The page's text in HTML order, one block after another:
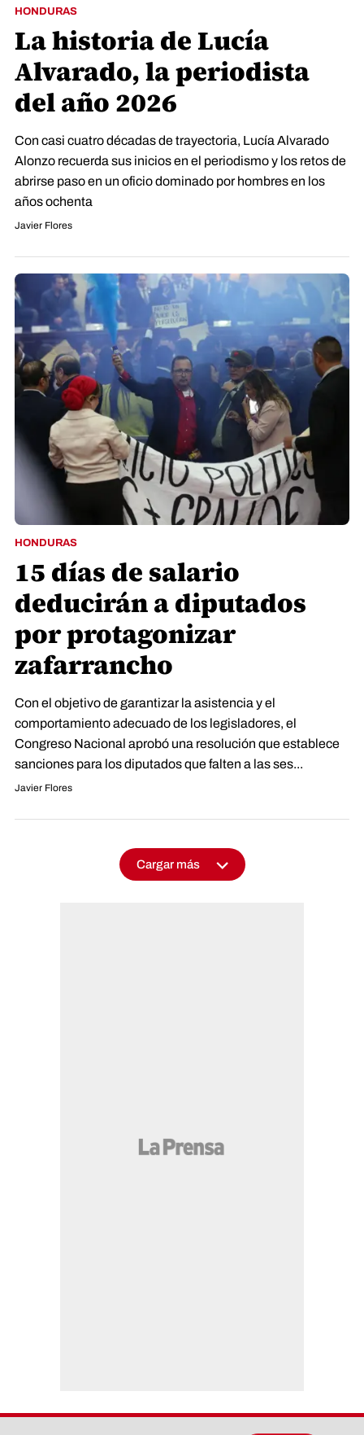
HONDURAS
La historia de Lucía
Alvarado, la periodista
del año 2026
Con casi cuatro décadas de trayectoria, Lucía Alvarado
Alonzo recuerda sus inicios en el periodismo y los retos de
abrirse paso en un oficio dominado por hombres en los
años ochenta
Javier Flores
HONDURAS
15 días de salario
deducirán a diputados
por protagonizar
zafarrancho
Con el objetivo de garantizar la asistencia y el
comportamiento adecuado de los legisladores, el
Congreso Nacional aprobó una resolución que establece
sanciones para los diputados que falten a las ses...
Javier Flores
Cargar más